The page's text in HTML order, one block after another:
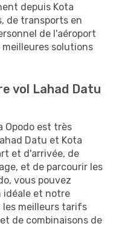
depuis Kota
de transports en
de l'aéroport
solutions
vol Lahad Datu
Opodo est très
Datu et Kota
et d'arrivée, de
et de parcourir les
vous pouvez
et notre
meilleurs tarifs
de combinaisons de